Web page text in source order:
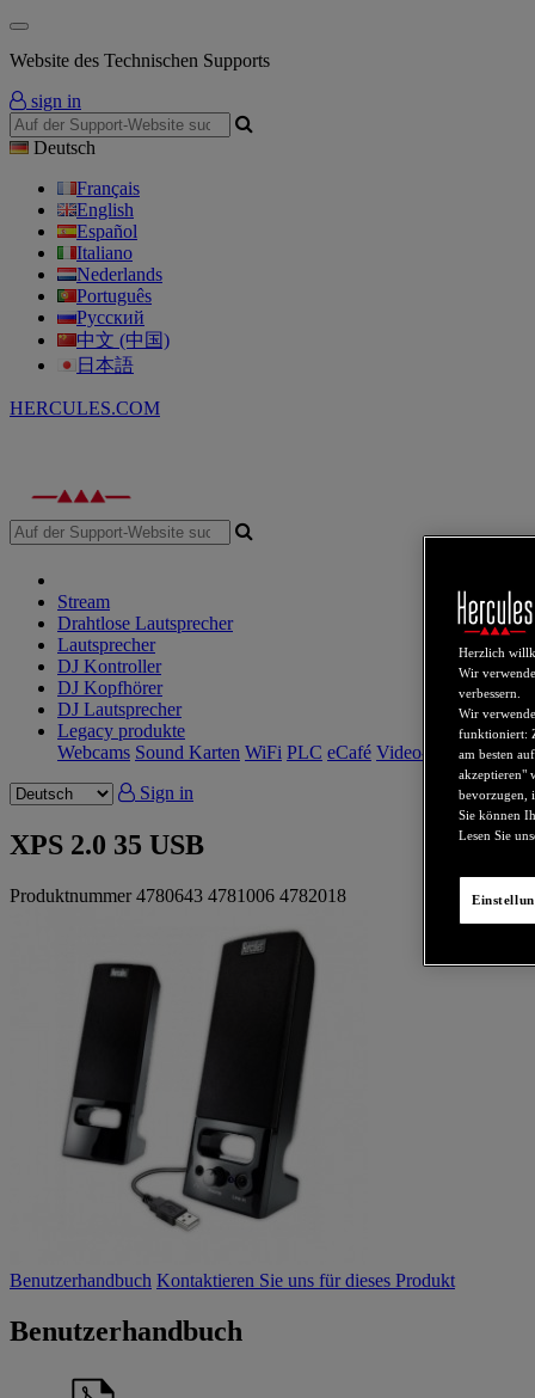
Website des Technischen Supports
sign in
Deutsch
Français
English
Español
Italiano
Nederlands
Português
Русский
中文 (中国)
日本語
HERCULES.COM
Stream
Drahtlose Lautsprecher
Lautsprecher
DJ Kontroller
DJ Kopfhörer
DJ Lautsprecher
Legacy produkte
Webcams Sound Karten WiFi PLC eCafé Video-Karten
Sign in
XPS 2.0 35 USB
Produktnummer 4780643 4781006 4782018
Benutzerhandbuch Kontaktieren Sie uns für dieses Produkt
Benutzerhandbuch
Herzlich
Wir
verbessern.
Wir
funktioniert:
am besten
akzeptieren"
bevorzugen,
Sie können
Lesen Sie